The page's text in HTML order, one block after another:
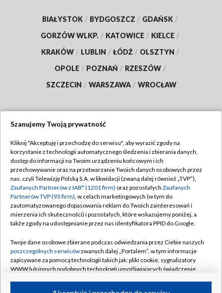
BIAŁYSTOK / BYDGOSZCZ / GDAŃSK /
GORZÓW WLKP. / KATOWICE / KIELCE /
KRAKÓW / LUBLIN / ŁÓDŹ / OLSZTYN /
OPOLE / POZNAŃ / RZESZÓW /
SZCZECIN / WARSZAWA / WROCŁAW
TVP
Abonament TVP
Emisja w TVP
Centrum informacji TVP
Naziemna Telewizja Cyfrowa
Rada Programowa
System NOS
Informacje o nadawcy
Regulamin TVP
Polityka prywatności
Moje zgody
Pomoc
Kontakt
Kanały
Szanujemy Twoją prywatność
Kliknij "Akceptuję i przechodzę do serwisu", aby wyrazić zgody na
korzystanie z technologii automatycznego śledzenia i zbierania danych,
dostęp do informacji na Twoim urządzeniu końcowym i ich
przechowywanie oraz na przetwarzanie Twoich danych osobowych przez
nas, czyli Telewizję Polską S.A. w likwidacji (zwaną dalej również „TVP”),
Zaufanych Partnerów z IAB* (1201 firm) oraz pozostałych Zaufanych
Partnerów TVP (93 firm), w celach marketingowych (w tym do
zautomatyzowanego dopasowania reklam do Twoich zainteresowań i
mierzenia ich skuteczności) i pozostałych, które wskazujemy poniżej, a
także zgody na udostępnianie przez nas identyfikatora PPID do Google.
Twoje dane osobowe zbierane podczas odwiedzania przez Ciebie naszych
poszczególnych serwisówzwanych dalej „Portalem”, w tym informacje
zapisywane za pomocą technologii takich jak: pliki cookie, sygnalizatory
WWW lub innych podobnych technologii umożliwiających świadczenie